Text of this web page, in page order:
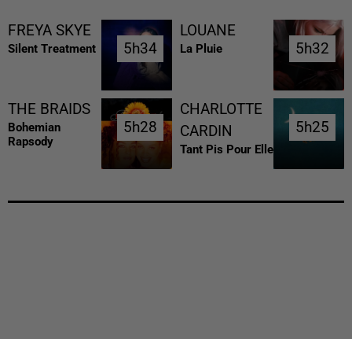
FREYA SKYE
Silent Treatment 5h34
5h34
LOUANE
La Pluie 5h32
5h32
THE BRAIDS
Bohemian
Rapsody
5h28
5h28
CHARLOTTE
CARDIN
Tant Pis Pour Elle
5h25
5h25